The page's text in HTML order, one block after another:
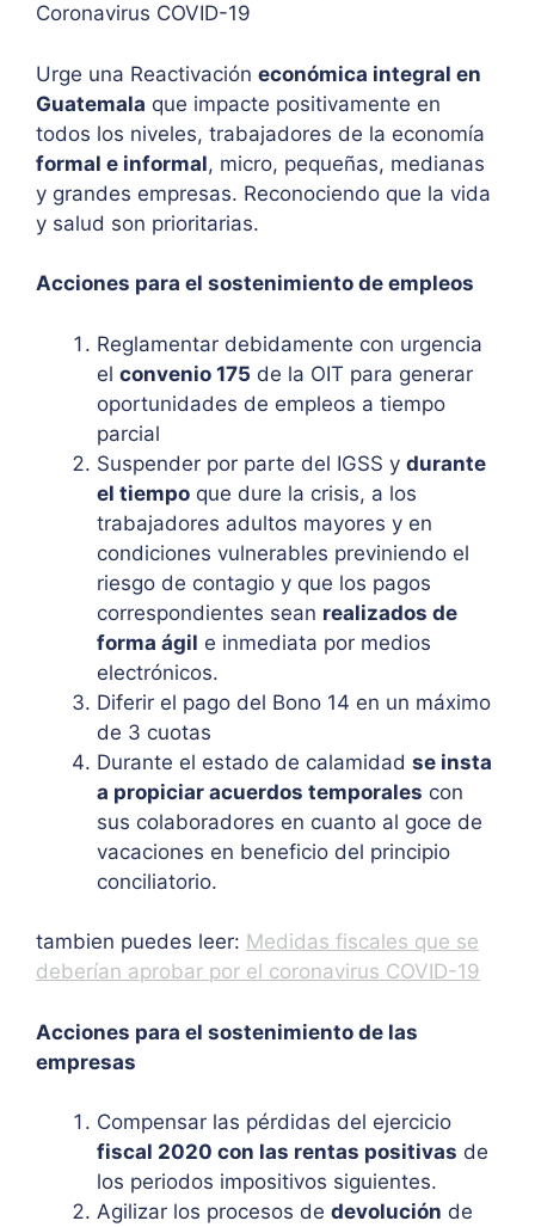
Coronavirus COVID-19
Urge una Reactivación económica integral en
Guatemala que impacte positivamente en
todos los niveles, trabajadores de la economía
formal e informal, micro, pequeñas, medianas
y grandes empresas. Reconociendo que la vida
y salud son prioritarias.
Acciones para el sostenimiento de empleos
Reglamentar debidamente con urgencia
el convenio 175 de la OIT para generar
oportunidades de empleos a tiempo
parcial
Suspender por parte del IGSS y durante
el tiempo que dure la crisis, a los
trabajadores adultos mayores y en
condiciones vulnerables previniendo el
riesgo de contagio y que los pagos
correspondientes sean realizados de
forma ágil e inmediata por medios
electrónicos.
Diferir el pago del Bono 14 en un máximo
de 3 cuotas
Durante el estado de calamidad se insta
a propiciar acuerdos temporales con
sus colaboradores en cuanto al goce de
vacaciones en beneficio del principio
conciliatorio.
tambien puedes leer: Medidas fiscales que se
deberían aprobar por el coronavirus COVID-19
Acciones para el sostenimiento de las
empresas
Compensar las pérdidas del ejercicio
fiscal 2020 con las rentas positivas de
los periodos impositivos siguientes.
Agilizar los procesos de devolución de